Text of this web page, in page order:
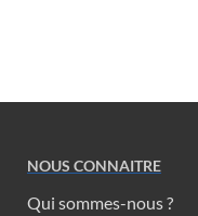
NOUS CONNAITRE
Qui sommes-nous ?